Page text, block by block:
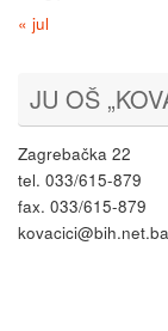
« jul
JU OŠ
Zagrebačka 22
tel. 033/615-879
fax. 033/615-879
kovacici@bih.net.ba